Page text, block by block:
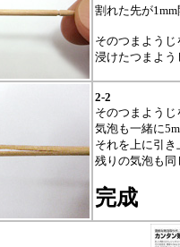
割れた先が
そのつまよう
浸けたつまよ
2-2
そのつまよう
気泡も一緒に
それを上に引
残りの気泡も同
完成